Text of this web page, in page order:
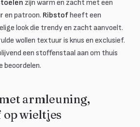
zijn warm en zacht met een
en patroon. Ribstofheeft een
look die trendy en zacht aanvoelt.
wollen textuur is knus en exclusief.
een stoffenstaal aan om thuis
beoordelen.
armleuning,
op wieltjes